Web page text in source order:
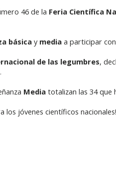
46 de la Feria Científica
básica y media a participar
de las legumbres,
Media totalizan las 34 que
los jóvenes científicos nacionales!